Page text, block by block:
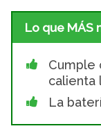
Lo que MÁS
Cumple
calienta
La